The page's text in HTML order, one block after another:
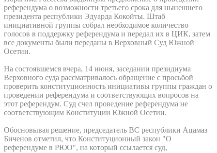
референдума о возможности третьего срока для нынешнего
президента республики Эдуарда Кокойты. Штаб
инициативной группы собрал необходимое количество
голосов в поддержку референдума и передал их в ЦИК, затем
все документы были переданы в Верховный Суд Южной
Осетии.
На состоявшемся вчера, 14 июня, заседании президиума
Верховного суда рассматривалось обращение с просьбой
проверить конституционность инициативы группы граждан о
проведении референдума и соответствующих вопросов на
этот референдум. Суд счел проведение референдума не
соответствующим Конституции Южной Осетии.
Обосновывая решение, председатель ВС республики Ацамаз
Биченов отметил, что Конституционный закон "О
референдуме в РЮО", на который ссылается суд,